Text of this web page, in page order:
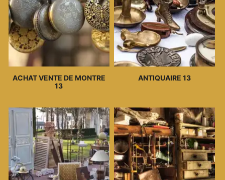
ACHAT VENTE DE MONTRE
13
ANTIQUAIRE 13